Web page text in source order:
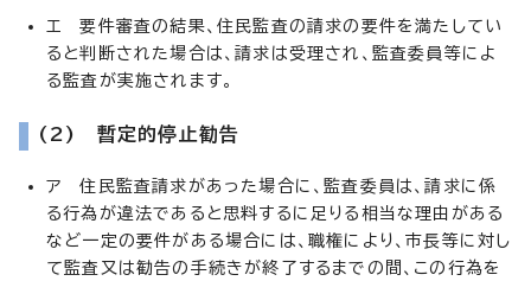
エ 要件審査の結果、住民監査の請求の要件を満たしてい
ると判断された場合は、請求は受理され、監査委員等によ
る監査が実施されます。
(2) 暫定的停止勧告
ア 住民監査請求があった場合に、監査委員は、請求に係
る行為が違法であると思料するに足りる相当な理由がある
など一定の要件がある場合には、職権により、市長等に対し
て監査又は勧告の手続きが終了するまでの間、この行為を